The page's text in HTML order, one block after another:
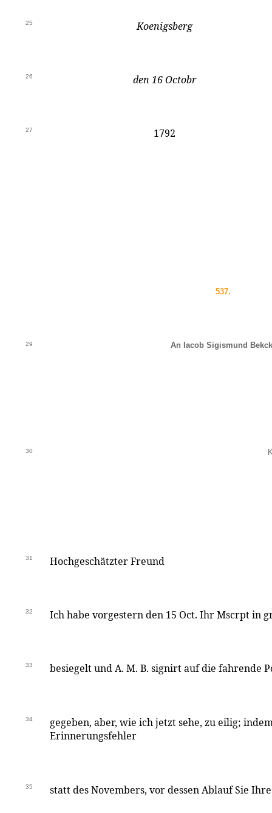
25 Koenigsberg
26 den 16 Octobr
27 1792
537.
29 An Iacob Sigismund
30
31 Hochgeschätzter Freund
32 Ich habe vorgestern den 15 Oct. Ihr Mscrpt in
33 besiegelt und A. M. B. signirt auf die fahrende
34
gegeben, aber, wie ich jetzt sehe, zu eilig;
Erinnerungsfehler
35 statt des Novembers, vor dessen Ablauf Sie Ihre